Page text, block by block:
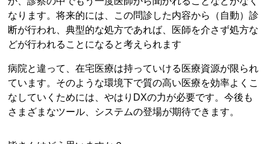
なります。将来的には、この問診した内容から（自動）診
断が行われ、典型的な処方であれば、医師を介さず処方な
どが行われることになると考えられます
病院と違って、在宅医療は持っていける医療資源が限られ
ています。そのような環境下で質の高い医療を効率よくこ
なしていくためには、やはりDXの力が必要です。今後も
さまざまなツール、システムの登場が期待できます。